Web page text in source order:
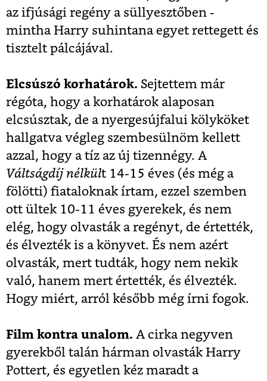
az ifjúsági regény a süllyesztőben -
mintha Harry suhintana egyet rettegett és
tisztelt pálcájával.
Elcsúszó korhatárok. Sejtettem már
régóta, hogy a korhatárok alaposan
elcsúsztak, de a nyergesújfalui kölyköket
hallgatva végleg szembesülnöm kellett
azzal, hogy a tíz az új tizennégy. A
Váltságdíj nélkült 14-15 éves (és még a
fölötti) fiataloknak írtam, ezzel szemben
ott ültek 10-11 éves gyerekek, és nem
elég, hogy olvasták a regényt, de értették,
és élvezték is a könyvet. És nem azért
olvasták, mert tudták, hogy nem nekik
való, hanem mert értették, és élvezték.
Hogy miért, arról később még írni fogok.
Film kontra unalom. A cirka negyven
gyerekből talán hárman olvasták Harry
Pottert, és egyetlen kéz maradt a